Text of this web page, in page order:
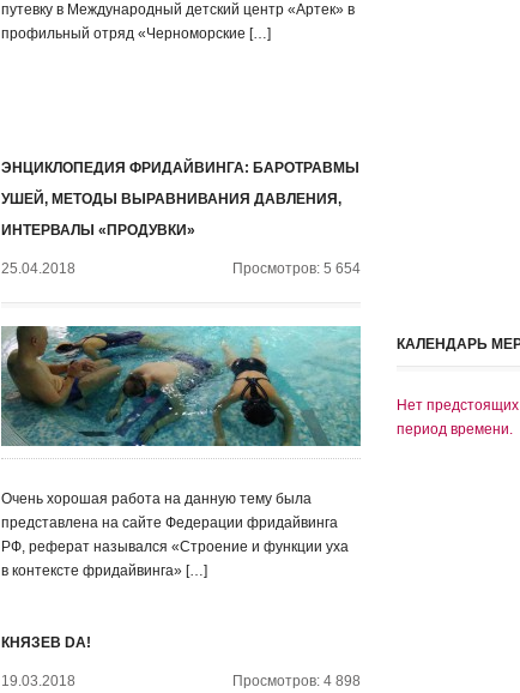
путевку в Международный детский центр «Артек» в
профильный отряд «Черноморские […]
ЭНЦИКЛОПЕДИЯ ФРИДАЙВИНГА: БАРОТРАВМЫ
УШЕЙ, МЕТОДЫ ВЫРАВНИВАНИЯ ДАВЛЕНИЯ,
ИНТЕРВАЛЫ «ПРОДУВКИ»
25.04.2018 Просмотров: 5 654
Очень хорошая работа на данную тему была
представлена на сайте Федерации фридайвинга
РФ, реферат назывался «Строение и функции уха
в контексте фридайвинга» […]
КНЯЗЕВ DA!
19.03.2018 Просмотров: 4 898
КАЛЕНДАРЬ
Нет
период времени.